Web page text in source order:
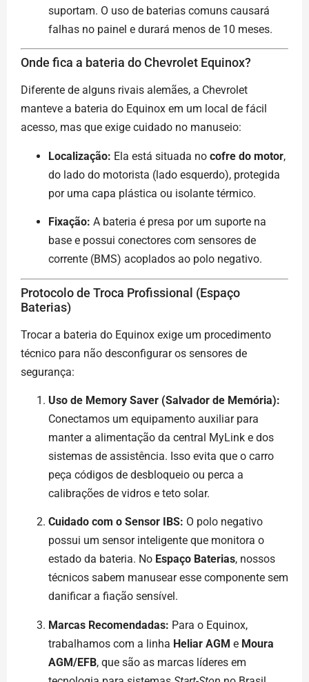
suportam. O uso de baterias comuns causará
falhas no painel e durará menos de 10 meses.
Onde fica a bateria do Chevrolet Equinox?
Diferente de alguns rivais alemães, a Chevrolet
manteve a bateria do Equinox em um local de fácil
acesso, mas que exige cuidado no manuseio:
Localização: Ela está situada no cofre do motor,
do lado do motorista (lado esquerdo), protegida
por uma capa plástica ou isolante térmico.
Fixação: A bateria é presa por um suporte na
base e possui conectores com sensores de
corrente (BMS) acoplados ao polo negativo.
Protocolo de Troca Profissional (Espaço
Baterias)
Trocar a bateria do Equinox exige um procedimento
técnico para não desconfigurar os sensores de
segurança:
Uso de Memory Saver (Salvador de Memória):
Conectamos um equipamento auxiliar para
manter a alimentação da central MyLink e dos
sistemas de assistência. Isso evita que o carro
peça códigos de desbloqueio ou perca a
calibrações de vidros e teto solar.
Cuidado com o Sensor IBS: O polo negativo
possui um sensor inteligente que monitora o
estado da bateria. No Espaço Baterias, nossos
técnicos sabem manusear esse componente sem
danificar a fiação sensível.
Marcas Recomendadas: Para o Equinox,
trabalhamos com a linha Heliar AGM e Moura
AGM/EFB, que são as marcas líderes em